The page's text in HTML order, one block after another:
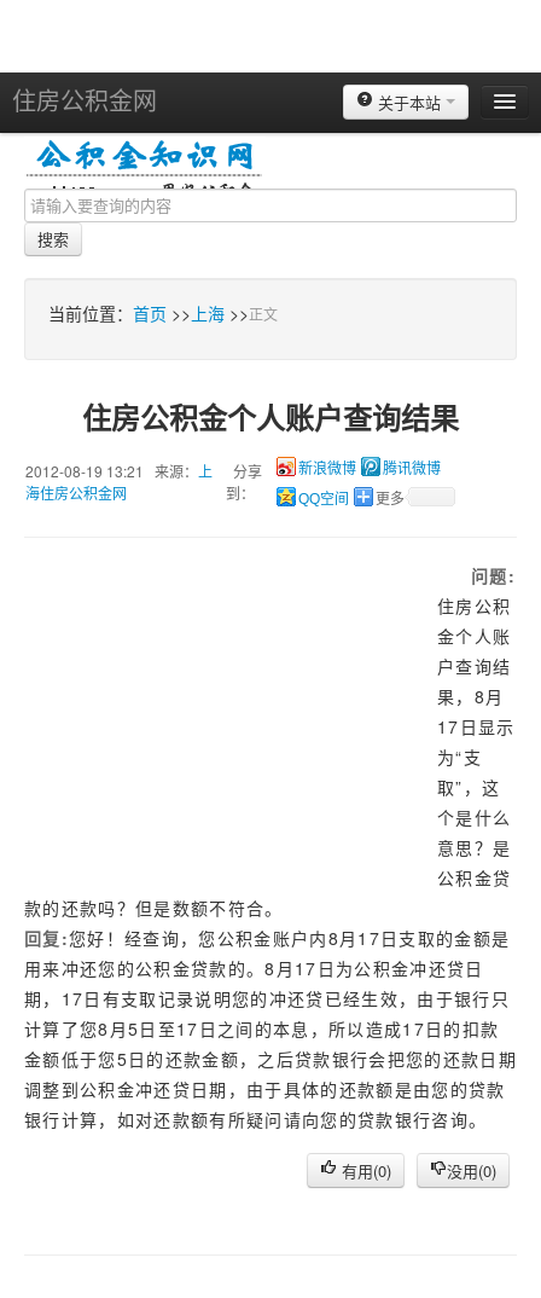
住房公积金网 关于本站
北京
上海
天津
苏州
杭州
宁波
搜索
当前位置： 首页 >> 上海 >>正文
住房公积金个人账户查询结果
2012-08-19 13:21 来源：
上
海住房公积金网
分享
到：
新浪微博
腾讯微博
QQ空间
更多
问题:
住房公积
金个人账
户查询结
果，8月
17日显示
为“支
取”，这
个是什么
意思？是
公积金贷
款的还款吗？但是数额不符合。
回复:您好！经查询，您公积金账户内8月17日支取的金额是
用来冲还您的公积金贷款的。8月17日为公积金冲还贷日
期，17日有支取记录说明您的冲还贷已经生效，由于银行只
计算了您8月5日至17日之间的本息，所以造成17日的扣款
金额低于您5日的还款金额，之后贷款银行会把您的还款日期
调整到公积金冲还贷日期，由于具体的还款额是由您的贷款
银行计算，如对还款额有所疑问请向您的贷款银行咨询。
有用(0) 没用(0)